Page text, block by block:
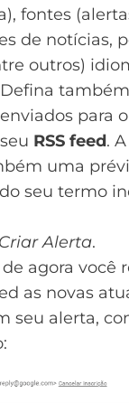
fontes
de notícias,
outros)
para
RSS feed.
uma
seu termo
Criar Alerta.
agora você
as novas
seu alerta,